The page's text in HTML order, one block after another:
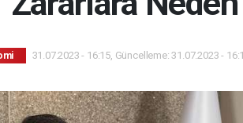
31.07.2023 - 16:15, Güncelleme: 31.07.2023 -